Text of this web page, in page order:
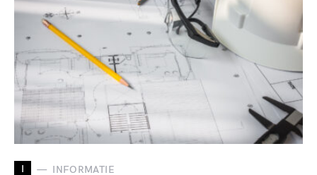
I INFORMATIE